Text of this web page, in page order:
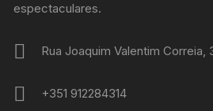
espectaculares.
Rua Joaquim Valentim Correia,
+351 912284314